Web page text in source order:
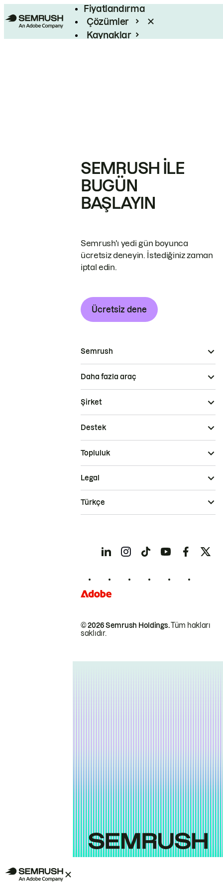
Fiyatlandırma
Çözümler
Kaynaklar
SEMRUSH ILE
BUGÜN
BAŞLAYIN
Semrush'ı yedi gün boyunca
ücretsiz deneyin. İstediğiniz zaman
iptal edin.
Ücretsiz dene
Semrush
Daha fazla araç
Şirket
Destek
Topluluk
© 2026 Semrush Holdings.Tüm hakları
saklıdır.
Legal
Türkçe